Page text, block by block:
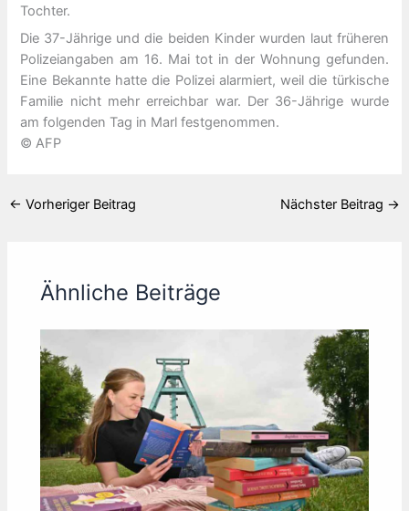
Tochter.
Die 37-Jährige und die beiden Kinder wurden laut früheren
Polizeiangaben am 16. Mai tot in der Wohnung gefunden.
Eine Bekannte hatte die Polizei alarmiert, weil die türkische
Familie nicht mehr erreichbar war. Der 36-Jährige wurde
am folgenden Tag in Marl festgenommen.
© AFP
← Vorheriger Beitrag Nächster Beitrag →
Ähnliche Beiträge